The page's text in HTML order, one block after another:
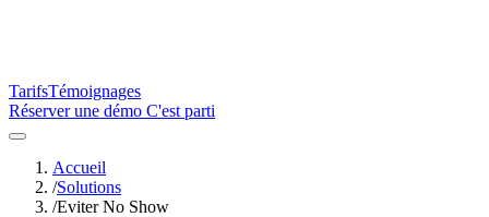
TarifsTémoignages
Réserver une démo C'est parti
Accueil
/Solutions
/Eviter No Show